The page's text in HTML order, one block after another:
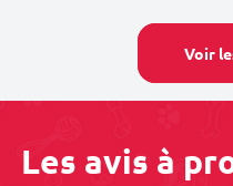
Voir
Les avis à